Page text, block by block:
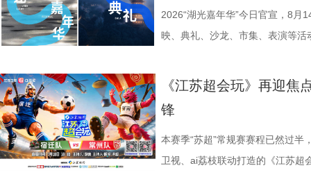
架，以“实业报国”为主轴，围绕
以充满张力的情节脉络再现丰满
集结顶尖创作力量，白玉兰
海潮生》汇聚了一众优秀主创。
之一，总导演王伟民执导过《孤
陈敏正担任造型指导、《天下长
鸡湖全景，随后前往苏州当代美
动。夜幕降临，活动转场至圆融
节，参与者将获颁“觅缘通关证书
共同展示各打卡点特色风景。8月
与心动的城市漫游，一次《非诚
片11.png
方位检验少年们的综合素养。首
年凭借扎实数理基础与超快临场
料，掌握幻方、数独、杨辉三角
可直接解锁终极项目挑战专属
阵作为终极试炼的PBL项目挑战，
的知识全部投入实操应用，在任
活动当天，众多知名编剧、导演
人齐聚一堂，共同见证文学与影
作，点亮IP改编新航向 作为本次
《小说月报》《小说月报·大字版
名文学期刊2024年第9期至2025
影视改编潜力的佳作，旨在为影
2026“湖光嘉年华”今日官宣，8月
映、典礼、沙龙、市集、表演等
「观看」「典礼」「理解」「生
连接的集体体验。 同步发布的主
步路线“雄鹰线”为灵感、以“雕刻
线路相映成趣，将为观众打开一
《江苏超会玩》再迎焦
锋
本赛季“苏超”常规赛赛程已然过
卫视、ai荔枝联动打造的《江苏超